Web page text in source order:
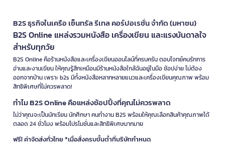
B2S ธุรกิจในเครือ เซ็นทรัล รีเทล คอร์ปอเรชั่น จำกัด (มหาชน)
B2S Online แหล่งรวมหนังสือ เครื่องเขียน และแรงบันดาลใจ
สำหรับทุกวัย
B2S Online คือร้านหนังสือและเครื่องเขียนออนไลน์ที่ครบครัน ตอบโจทย์คนรักการ
อ่านและงานเขียน ให้คุณรู้สึกเหมือนมีร้านหนังสือใกล้ฉันอยู่ในมือ ช้อปง่าย ไม่ต้อง
ออกจากบ้าน เพราะ b2s มีทั้งหนังสือหลากหลายแนวและเครื่องเขียนคุณภาพ พร้อม
สิทธิพิเศษที่ไม่ควรพลาด!
ทำไม B2S Online คือแหล่งช้อปปิ้งที่คุณไม่ควรพลาด
ไม่ว่าคุณจะเป็นนักเรียน นักศึกษา คนทำงาน B2S พร้อมให้คุณเลือกสินค้าคุณภาพได้
ตลอด 24 ชั่วโมง พร้อมโปรโมชั่นและสิทธิพิเศษมากมาย
ฟรี! ค่าจัดส่งทั่วไทย *เมื่อสั่งครบขั้นต่ำที่บริษัทกำหนด